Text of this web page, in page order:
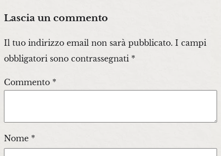
Lascia un commento
Il tuo indirizzo email non sarà pubblicato. I campi
obbligatori sono contrassegnati *
Commento *
Nome *